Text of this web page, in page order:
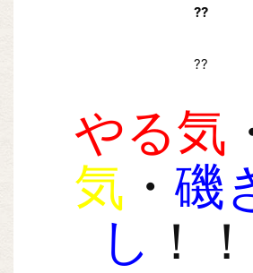
??
??
やる気
気 ・ 磯
し ！